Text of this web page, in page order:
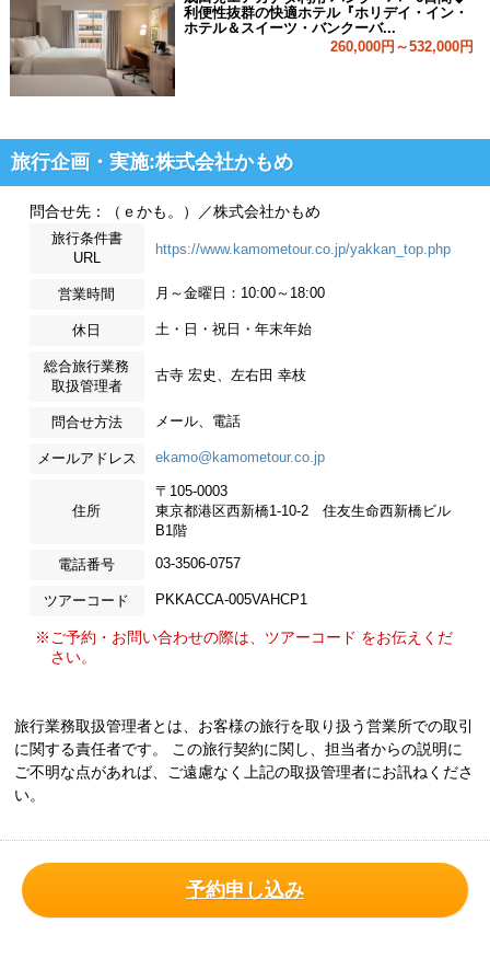
利便性抜群の快適ホテル『ホリデイ・イン・
ホテル＆スイーツ・バンクーバ...
260,000円～532,000円
旅行企画・実施:株式会社かもめ
問合せ先：（ｅかも。）／株式会社かもめ
旅行条件書
URL
https://www.kamometour.co.jp/yakkan_top.php
営業時間 月～金曜日：10:00～18:00
休日 土・日・祝日・年末年始
総合旅行業務
取扱管理者
古寺 宏史、左右田 幸枝
問合せ方法 メール、電話
メールアドレス ekamo@kamometour.co.jp
住所
〒105-0003
東京都港区西新橋1-10-2 住友生命西新橋ビル
B1階
電話番号 03-3506-0757
ツアーコード PKKACCA-005VAHCP1
※ご予約・お問い合わせの際は、ツアーコード をお伝えくだ
さい。
旅行業務取扱管理者とは、お客様の旅行を取り扱う営業所での取引
に関する責任者です。 この旅行契約に関し、担当者からの説明に
ご不明な点があれば、ご遠慮なく上記の取扱管理者にお訊ねくださ
い。
予約申し込み